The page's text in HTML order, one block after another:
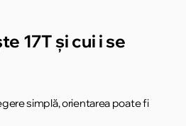
17T și cui i se
simplă, orientarea poate fi